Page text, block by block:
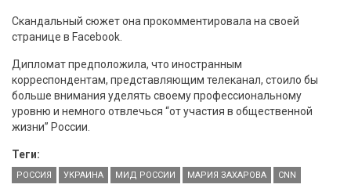
Скандальный сюжет она прокомментировала на своей
странице в Facebook.
Дипломат предположила, что иностранным
корреспондентам, представляющим телеканал, стоило бы
больше внимания уделять своему профессиональному
уровню и немного отвлечься “от участия в общественной
жизни” России.
Теги:
РОССИЯ УКРАИНА МИД РОССИИ МАРИЯ ЗАХАРОВА CNN